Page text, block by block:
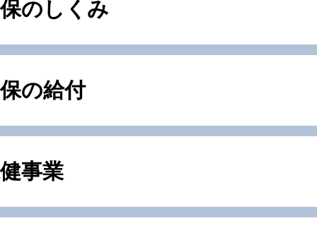
のしくみ
の給付
事業